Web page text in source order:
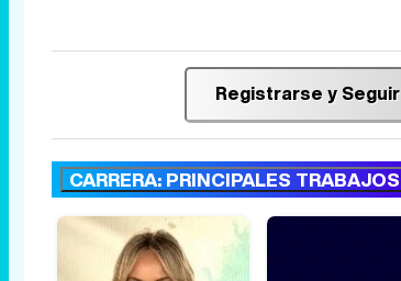
Registrarse y Seguir
CARRERA: PRINCIPALES TRABAJOS